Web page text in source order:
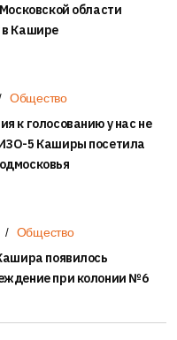
области
в Кашире
Общество
к голосованию у нас не
5 Каширы посетила
Общество
появилось
при колонии №6